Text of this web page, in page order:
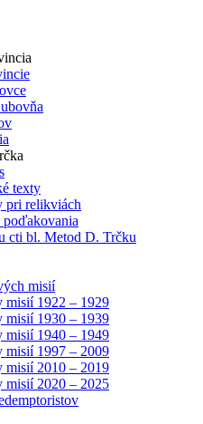
texty
pri relikviách
poďakovania
cti bl. Metod D. Trčku
misií
misií 1922 – 1929
misií 1930 – 1939
misií 1940 – 1949
misií 1997 – 2009
misií 2010 – 2019
misií 2020 – 2025